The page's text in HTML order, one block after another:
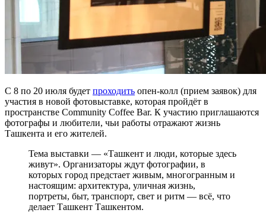
С 8 по 20 июля будет проходить опен-колл (прием заявок) для
участия в новой фотовыставке, которая пройдёт в
пространстве Community Coffee Bar. К участию приглашаются
фотографы и любители, чьи работы отражают жизнь
Ташкента и его жителей.
Тема выставки — «Ташкент и люди, которые здесь
живут». Организаторы ждут фотографии, в
которых город предстает живым, многогранным и
настоящим: архитектура, уличная жизнь,
портреты, быт, транспорт, свет и ритм — всё, что
делает Ташкент Ташкентом.